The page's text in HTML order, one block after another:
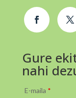
Gure
nahi
E-maila *